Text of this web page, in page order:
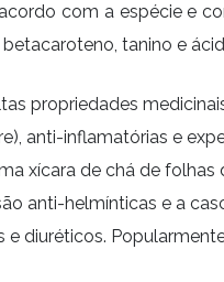
com a espécie e
tanino e
propriedades
anti-inflamatórias e
xícara de chá de folhas
anti-helmínticas e a
diuréticos.